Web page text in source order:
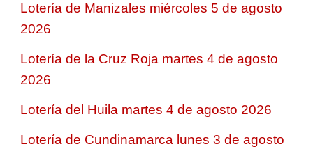
Lotería de Manizales miércoles 5 de agosto
2026
Lotería de la Cruz Roja martes 4 de agosto
2026
Lotería del Huila martes 4 de agosto 2026
Lotería de Cundinamarca lunes 3 de agosto